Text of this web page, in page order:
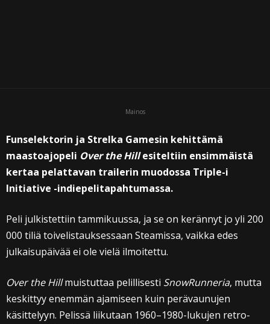
Mainos
Funselektorin ja Strelka Gamesin kehittämä
maastoajopeli Over the Hillesiteltiin ensimmäistä
kertaa pelattavan trailerin muodossa Triple-i
Initiative -indiepelitapahtumassa.
Peli julkistettiin tammikuussa, ja se on kerännyt jo yli 200
000 tiliä toivelistauksessaan Steamissa, vaikka edes
julkaisupäivää ei ole vielä ilmoitettu.
Over the Hillmuistuttaa pelillisesti SnowRunneria, mutta
keskittyy enemmän ajamiseen kuin perävaunujen
käsittelyyn. Pelissä liikutaan 1960–1980-lukujen retro-